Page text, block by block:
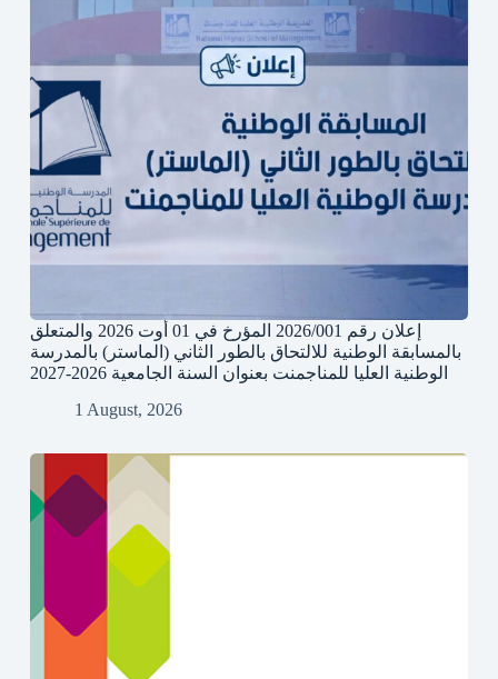
إعلان رقم 2026/001 المؤرخ في 01 أوت 2026 والمتعلق
بالمسابقة الوطنية للالتحاق بالطور الثاني (الماستر) بالمدرسة
الوطنية العليا للمناجمنت بعنوان السنة الجامعية 2026-2027
1 August, 2026